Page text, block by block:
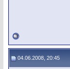
04.06.2008, 20:45